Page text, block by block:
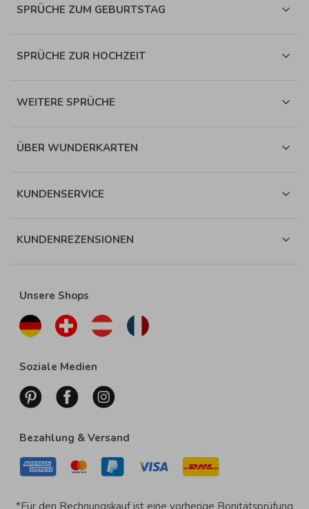
SPRÜCHE ZUM GEBURTSTAG
SPRÜCHE ZUR HOCHZEIT
WEITERE SPRÜCHE
ÜBER WUNDERKARTEN
KUNDENSERVICE
KUNDENREZENSIONEN
Unsere Shops
Soziale Medien
Bezahlung & Versand